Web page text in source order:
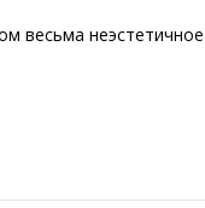
весьма неэстетичное